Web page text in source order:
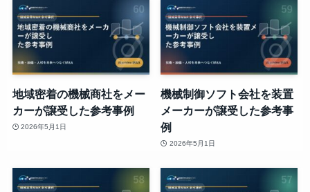
地域密着の機械商社をメー
カーが譲受した参考事例
2026年5月1日
機械制御ソフト会社を装置
メーカーが譲受した参考事
例
2026年5月1日